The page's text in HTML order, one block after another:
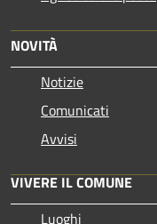
NOVITÀ
Notizie
Comunicati
Avvisi
VIVERE IL COMUNE
Luoghi